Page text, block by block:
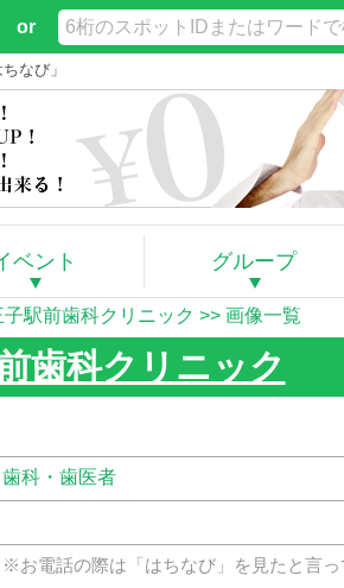
or
なび」
ベント グループ
子駅前歯科クリニック >> 画像一覧
歯科クリニック
歯科・歯医者
※お電話の際は「はちなび」を見たと言